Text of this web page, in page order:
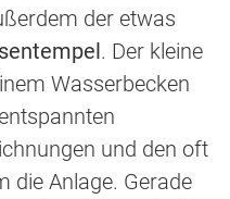
der etwas
. Der kleine
Wasserbecken
und den oft
die Anlage. Gerade